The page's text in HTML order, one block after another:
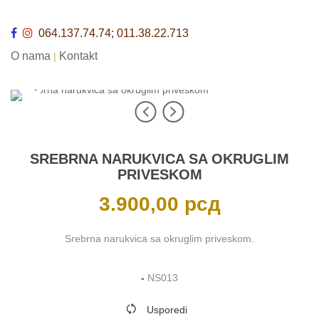
064.137.74.74; 011.38.22.713
O nama | Kontakt
SREBRNA NARUKVICA SA OKRUGLIM
PRIVESKOM
3.900,00 рсд
Srebrna narukvica sa okruglim priveskom.
- NS013
Usporedi